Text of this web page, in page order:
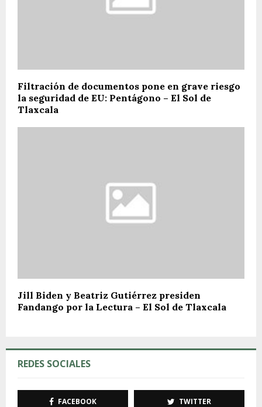
Filtración de documentos pone en grave riesgo
la seguridad de EU: Pentágono – El Sol de
Tlaxcala
Jill Biden y Beatriz Gutiérrez presiden
Fandango por la Lectura – El Sol de Tlaxcala
REDES SOCIALES
FACEBOOK TWITTER